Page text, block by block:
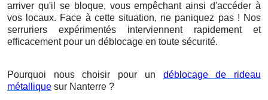
arriver qu'il se bloque, vous empêchant ainsi d'accéder à
vos locaux. Face à cette situation, ne paniquez pas ! Nos
serruriers expérimentés interviennent rapidement et
efficacement pour un déblocage en toute sécurité.
Pourquoi nous choisir pour un déblocage de rideau
métallique sur Nanterre ?